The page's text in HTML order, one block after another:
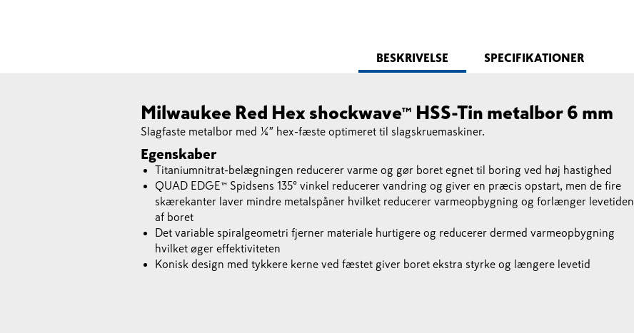
BESKRIVELSE SPECIFIKATIONER
Milwaukee Red Hex shockwave™ HSS-Tin metalbor 6 mm
Slagfaste metalbor med ¼″ hex-fæste optimeret til slagskruemaskiner.
Egenskaber
Titaniumnitrat-belægningen reducerer varme og gør boret egnet til boring ved høj hastighed
QUAD EDGE™ Spidsens 135° vinkel reducerer vandring og giver en præcis opstart, men de fire
skærekanter laver mindre metalspåner hvilket reducerer varmeopbygning og forlænger levetiden
af boret
Det variable spiralgeometri fjerner materiale hurtigere og reducerer dermed varmeopbygning
hvilket øger effektiviteten
Konisk design med tykkere kerne ved fæstet giver boret ekstra styrke og længere levetid